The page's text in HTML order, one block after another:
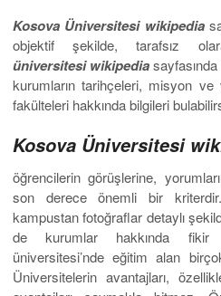
Kosova Üniversitesi wikipedia
objektif şekilde, tarafsız
üniversitesi wikipedia
kurumların tarihçeleri, misyon ve
fakülteleri hakkında bilgileri
Kosova Üniversitesi
öğrencilerin görüşlerine,
son derece önemli bir
kampustan fotoğraflar detaylı
de kurumlar hakkında fikir
üniversitesi’nde eğitim alan
Üniversitelerin avantajları,